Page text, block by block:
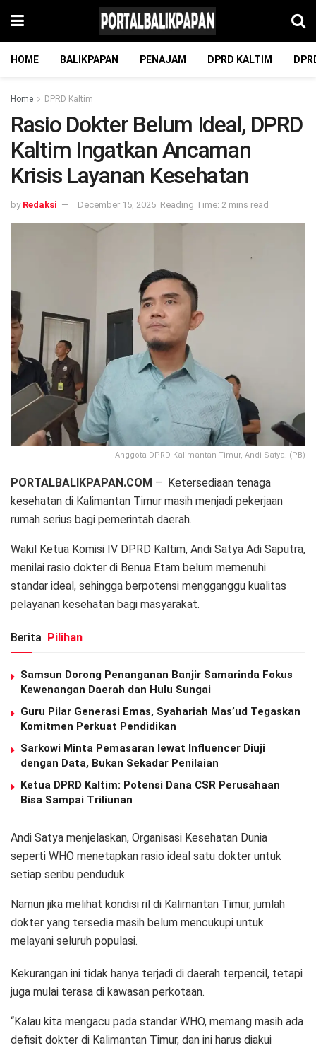
HOME BALIKPAPAN PENAJAM DPRD KALTIM
Home DPRD Kaltim
Rasio Dokter Belum Ideal, DPRD
Kaltim Ingatkan Ancaman
Krisis Layanan Kesehatan
by Redaksi December 15, 2025 Reading Time: 2 mins read
Anggota DPRD Kalimantan Timur, Andi Satya. (PB)
PORTALBALIKPAPAN.COM – Ketersediaan tenaga
kesehatan di Kalimantan Timur masih menjadi pekerjaan
rumah serius bagi pemerintah daerah.
Wakil Ketua Komisi IV DPRD Kaltim, Andi Satya Adi Saputra,
menilai rasio dokter di Benua Etam belum memenuhi
standar ideal, sehingga berpotensi mengganggu kualitas
pelayanan kesehatan bagi masyarakat.
Berita Pilihan
Samsun Dorong Penanganan Banjir Samarinda Fokus
Kewenangan Daerah dan Hulu Sungai
Guru Pilar Generasi Emas, Syahariah Mas’ud Tegaskan
Komitmen Perkuat Pendidikan
Sarkowi Minta Pemasaran lewat Influencer Diuji
dengan Data, Bukan Sekadar Penilaian
Ketua DPRD Kaltim: Potensi Dana CSR Perusahaan
Bisa Sampai Triliunan
Andi Satya menjelaskan, Organisasi Kesehatan Dunia
seperti WHO menetapkan rasio ideal satu dokter untuk
setiap seribu penduduk.
Namun jika melihat kondisi ril di Kalimantan Timur, jumlah
dokter yang tersedia masih belum mencukupi untuk
melayani seluruh populasi.
Kekurangan ini tidak hanya terjadi di daerah terpencil, tetapi
juga mulai terasa di kawasan perkotaan.
“Kalau kita mengacu pada standar WHO, memang masih ada
defisit dokter di Kalimantan Timur, dan ini harus diakui